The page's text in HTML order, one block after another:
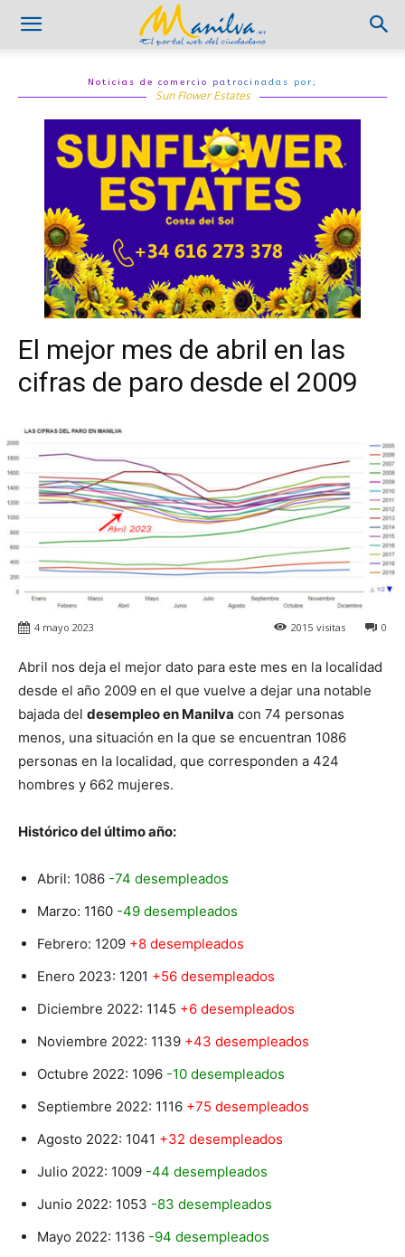
Noticias de comercio patrocinadas por;
Sun Flower Estates
El mejor mes de abril en las
cifras de paro desde el 2009
0
2015 visitas
4 mayo 2023
Abril nos deja el mejor dato para este mes en la localidad
desde el año 2009 en el que vuelve a dejar una notable
bajada del desempleo en Manilva con 74 personas
menos, una situación en la que se encuentran 1086
personas en la localidad, que corresponden a 424
hombres y 662 mujeres.
Histórico del último año:
Abril: 1086 -74 desempleados
Marzo: 1160 -49 desempleados
Febrero: 1209 +8 desempleados
Enero 2023: 1201 +56 desempleados
Diciembre 2022: 1145 +6 desempleados
Noviembre 2022: 1139 +43 desempleados
Octubre 2022: 1096 -10 desempleados
Septiembre 2022: 1116 +75 desempleados
Agosto 2022: 1041 +32 desempleados
Julio 2022: 1009 -44 desempleados
Junio 2022: 1053 -83 desempleados
Mayo 2022: 1136 -94 desempleados